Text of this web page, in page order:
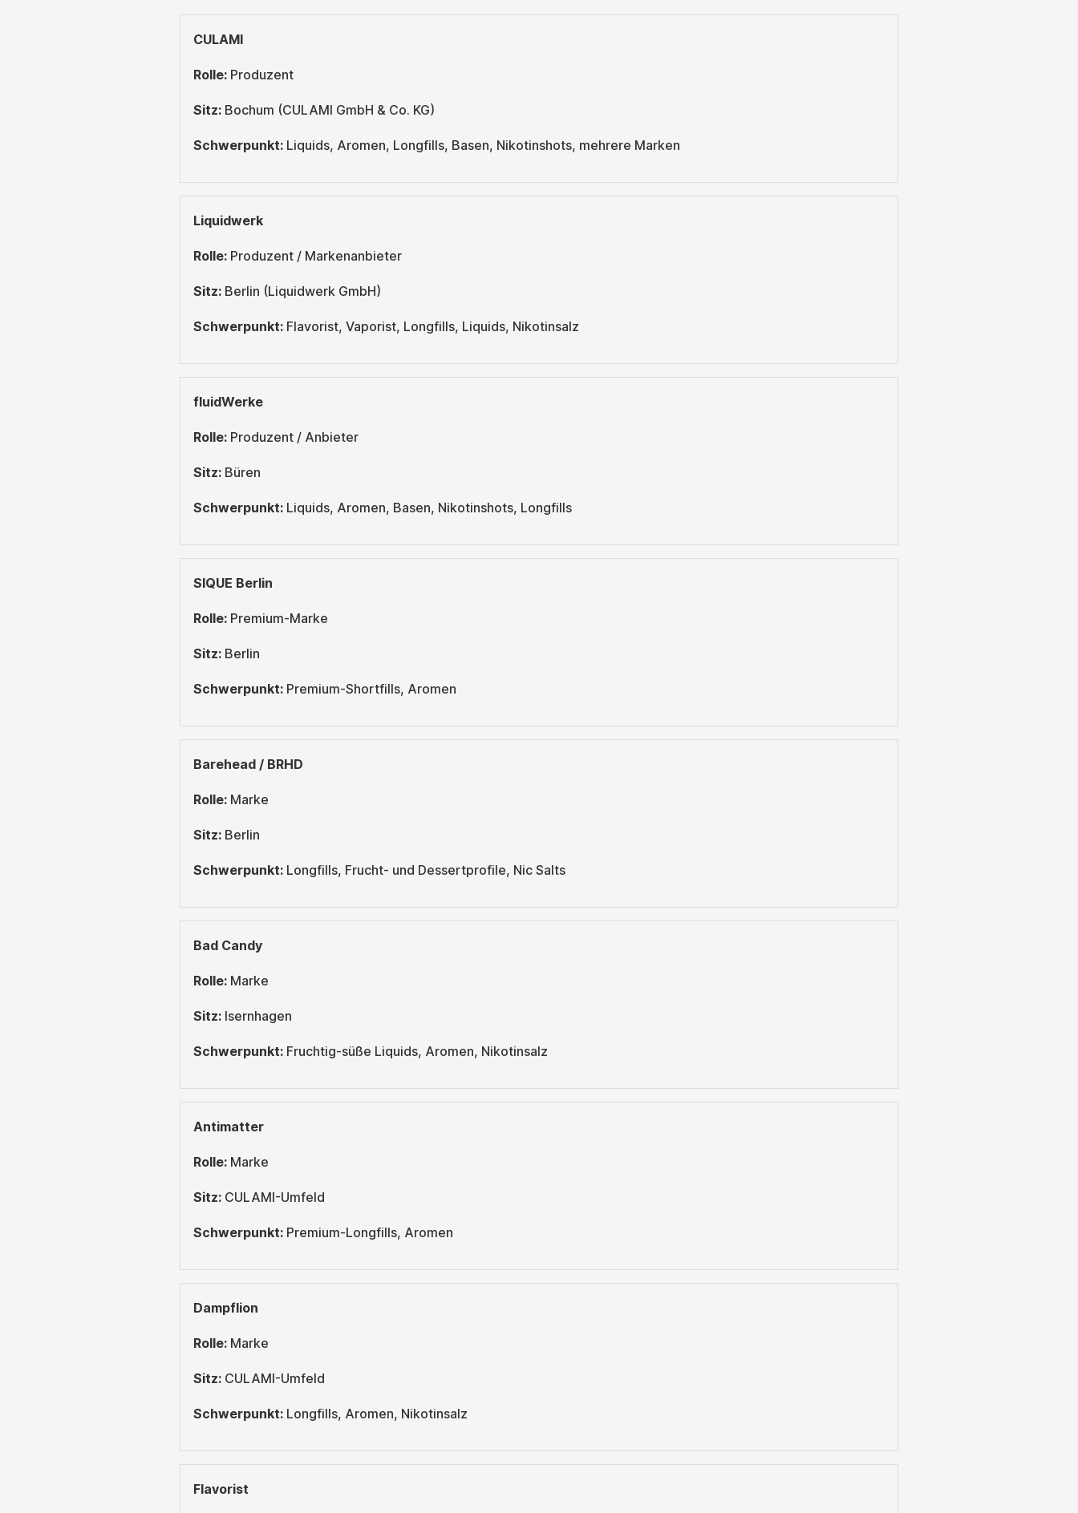
CULAMI
Rolle: Produzent
Sitz: Bochum (CULAMI GmbH & Co. KG)
Schwerpunkt: Liquids, Aromen, Longfills, Basen, Nikotinshots, mehrere Marken
Liquidwerk
Rolle: Produzent / Markenanbieter
Sitz: Berlin (Liquidwerk GmbH)
Schwerpunkt: Flavorist, Vaporist, Longfills, Liquids, Nikotinsalz
fluidWerke
Rolle: Produzent / Anbieter
Sitz: Büren
Schwerpunkt: Liquids, Aromen, Basen, Nikotinshots, Longfills
SIQUE Berlin
Rolle: Premium-Marke
Sitz: Berlin
Schwerpunkt: Premium-Shortfills, Aromen
Barehead / BRHD
Rolle: Marke
Sitz: Berlin
Schwerpunkt: Longfills, Frucht- und Dessertprofile, Nic Salts
Bad Candy
Rolle: Marke
Sitz: Isernhagen
Schwerpunkt: Fruchtig-süße Liquids, Aromen, Nikotinsalz
Antimatter
Rolle: Marke
Sitz: CULAMI-Umfeld
Schwerpunkt: Premium-Longfills, Aromen
Dampflion
Rolle: Marke
Sitz: CULAMI-Umfeld
Schwerpunkt: Longfills, Aromen, Nikotinsalz
Flavorist